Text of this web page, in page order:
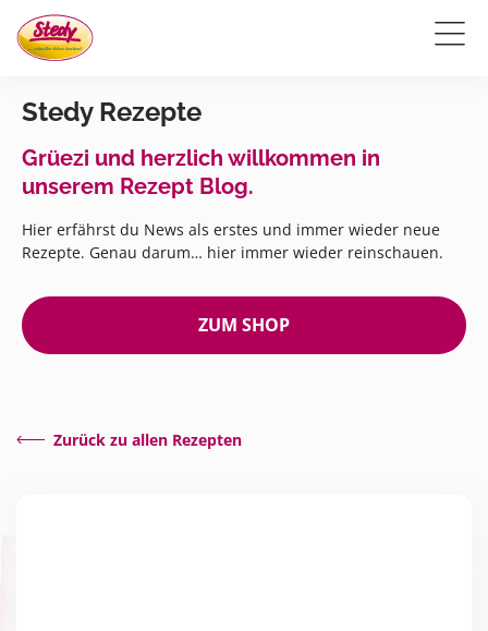
Stedy Rezepte
Grüezi und herzlich willkommen in
unserem Rezept Blog.
Hier erfährst du News als erstes und immer wieder neue
Rezepte. Genau darum… hier immer wieder reinschauen.
ZUM SHOP
Zurück zu allen Rezepten